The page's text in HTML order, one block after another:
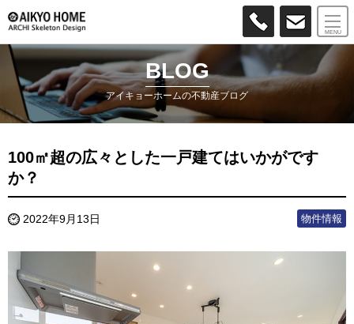
BLOG
アイキョーホームの不動産ブログ
100㎡超の広々とした一戸建てはいかがです
か？
2022年9月13日 物件情報
MENU